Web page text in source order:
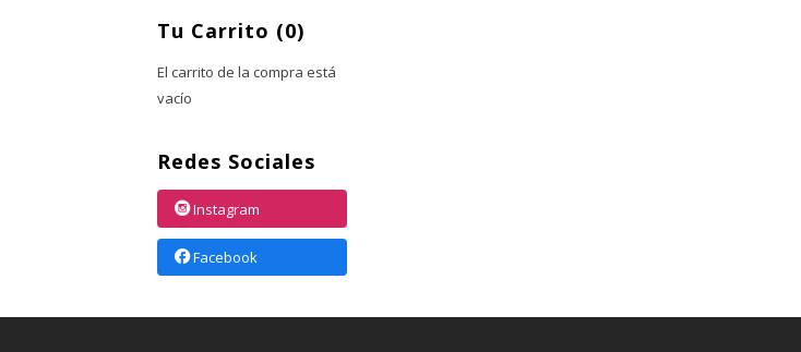
Tu Carrito (0)
El carrito de la compra está
vacío
Redes Sociales
Instagram
Facebook